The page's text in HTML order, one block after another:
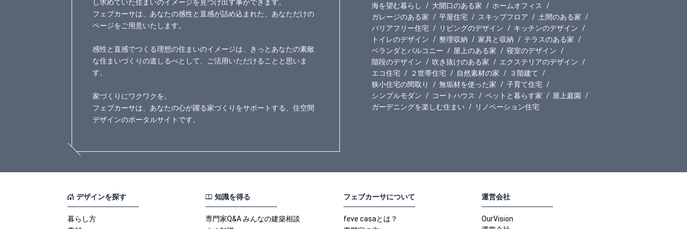
し求めていた住まいのイメージを見つけ出す事ができます。
フェブカーサは、あなたの感性と直感が詰め込まれた、あなただけの
ページをご用意いたします。
感性と直感でつくる理想の住まいのイメージは、きっとあなたの素敵
な住まいづくりの道しるべとして、ご活用いただけることと思いま
す。
家づくりにワクワクを。
フェブカーサは、あなたの心が躍る家づくりをサポートする、住空間
デザインのポータルサイトです。
海を望む暮らし 大開口のある家
ホームオフィス
ガレージのある家
平屋住宅 スキップフロア
土間のある家
バリアフリー住宅
リビングのデザイン
キッチンのデザイン
トイレのデザイン
整理収納 家具と収納
テラスのある家
ベランダとバルコニー
屋上のある家
寝室のデザイン
階段のデザイン
吹き抜けのある家
エクステリアのデザイン
エコ住宅
２世帯住宅 自然素材の家
３階建て
狭小住宅の間取り
無垢材を使った家
子育て住宅
シンプルモダン
コートハウス ペットと暮らす家
屋上庭園
ガーデニングを楽しむ住まい
リノベーション住宅
デザインを探す
暮らし方
知識を得る
専門家Q&A みんなの建築相談
フェブカーサについて
feve casaとは？
運営会社
OurVision